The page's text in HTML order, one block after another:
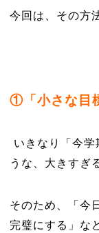
今回は、その方
①「小さな目
いきなり「今
うな、大きすぎ
そのため、「今
完璧にする」な